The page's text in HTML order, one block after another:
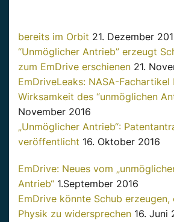
bereits im Orbit 21. Dezember
“Unmöglicher Antrieb” erzeugt
zum EmDrive erschienen 21.
EmDriveLeaks: NASA-Fachartikel
Wirksamkeit des “unmöglichen
November 2016
„Unmöglicher Antrieb“:
veröffentlicht 16. Oktober 2016
EmDrive: Neues vom
Antrieb“ 1.September 2016
EmDrive könnte Schub
Physik zu widersprechen 16. Juni